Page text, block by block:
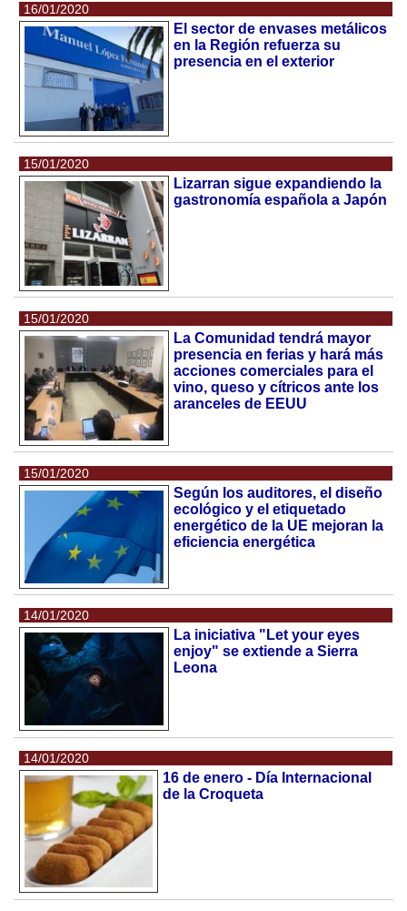
16/01/2020
El sector de envases metálicos
en la Región refuerza su
presencia en el exterior
15/01/2020
Lizarran sigue expandiendo la
gastronomía española a Japón
15/01/2020
La Comunidad tendrá mayor
presencia en ferias y hará más
acciones comerciales para el
vino, queso y cítricos ante los
aranceles de EEUU
15/01/2020
Según los auditores, el diseño
ecológico y el etiquetado
energético de la UE mejoran la
eficiencia energética
14/01/2020
La iniciativa "Let your eyes
enjoy" se extiende a Sierra
Leona
14/01/2020
16 de enero - Día Internacional
de la Croqueta